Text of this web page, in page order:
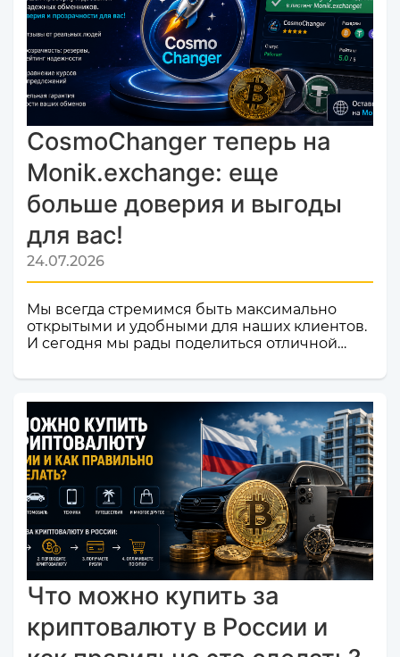
CosmoChanger теперь на
Monik.exchange: еще
больше доверия и выгоды
для вас!
24.07.2026
Мы всегда стремимся быть максимально
открытыми и удобными для наших клиентов.
И сегодня мы рады поделиться отличной
валют и криптовалют CosmoChanger
официально добавлен в листинг
мониторинга обменников
Monik.exchange.Что это значит для вас?
Только плюсы! Мы делаем всё, чтобы каждый
ваш обмен был быстрым, безопасным и
комфортным.Почему это важное событие?
Попадание в список надежных платформ на
Monik.exchange — это знак каче...
Что можно купить за
криптовалюту в России и